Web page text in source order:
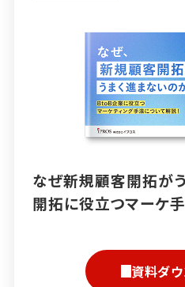
なぜ新規顧客開拓が
開拓に役立つマーケ
資料ダ